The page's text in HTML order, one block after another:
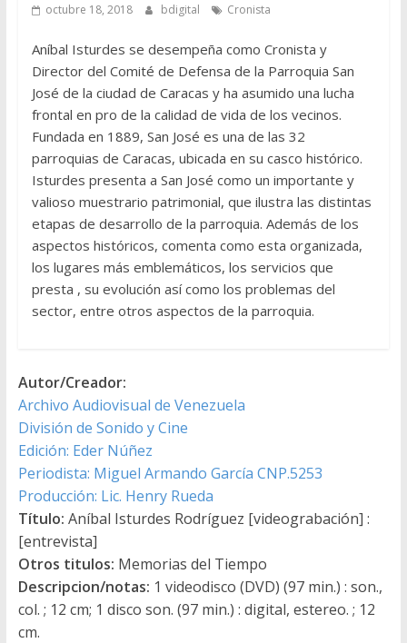
octubre 18, 2018 bdigital Cronista
Aníbal Isturdes se desempeña como Cronista y
Director del Comité de Defensa de la Parroquia San
José de la ciudad de Caracas y ha asumido una lucha
frontal en pro de la calidad de vida de los vecinos.
Fundada en 1889, San José es una de las 32
parroquias de Caracas, ubicada en su casco histórico.
Isturdes presenta a San José como un importante y
valioso muestrario patrimonial, que ilustra las distintas
etapas de desarrollo de la parroquia. Además de los
aspectos históricos, comenta como esta organizada,
los lugares más emblemáticos, los servicios que
presta , su evolución así como los problemas del
sector, entre otros aspectos de la parroquia.
Autor/Creador:
Archivo Audiovisual de Venezuela
División de Sonido y Cine
Edición: Eder Núñez
Periodista: Miguel Armando García CNP.5253
Producción: Lic. Henry Rueda
Título: Aníbal Isturdes Rodríguez [videograbación] :
[entrevista]
Otros titulos: Memorias del Tiempo
Descripcion/notas: 1 videodisco (DVD) (97 min.) : son.,
col. ; 12 cm; 1 disco son. (97 min.) : digital, estereo. ; 12
cm.